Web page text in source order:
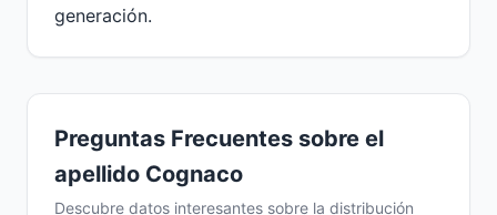
generación.
Preguntas Frecuentes sobre el
apellido Cognaco
Descubre datos interesantes sobre la distribución